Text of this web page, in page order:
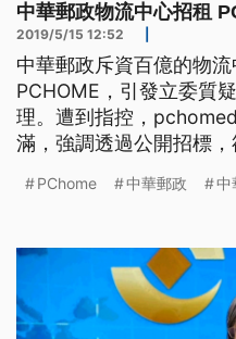
中華郵政物流中心招租
2019/5/15 12:52
中華郵政斥資百億的物
PCHOME，引發立委質
理。遭到指控，
滿，強調透過公開招標
場捷運A7打造的物流中
引發立委質疑獨厚一家
撤換郵政總經理陳憲着
PChome 中華郵政 中